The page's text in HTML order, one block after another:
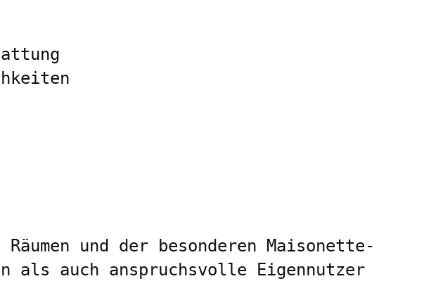
und der besonderen Maisonette-
als auch anspruchsvolle Eigennutzer